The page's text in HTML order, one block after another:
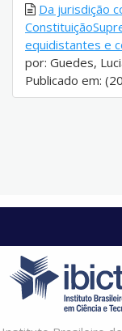
Da jurisdição
equidistantes e
por: Guedes,
Publicado em: